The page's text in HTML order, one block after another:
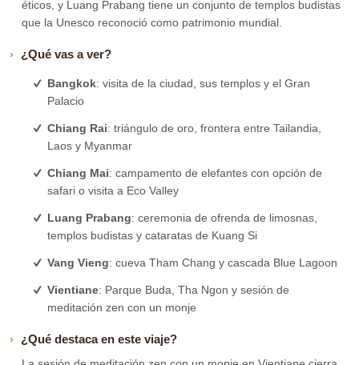
éticos, y Luang Prabang tiene un conjunto de templos budistas
que la Unesco reconoció como patrimonio mundial.
¿Qué vas a ver?
Bangkok: visita de la ciudad, sus templos y el Gran
Palacio
Chiang Rai: triángulo de oro, frontera entre Tailandia,
Laos y Myanmar
Chiang Mai: campamento de elefantes con opción de
safari o visita a Eco Valley
Luang Prabang: ceremonia de ofrenda de limosnas,
templos budistas y cataratas de Kuang Si
Vang Vieng: cueva Tham Chang y cascada Blue Lagoon
Vientiane: Parque Buda, Tha Ngon y sesión de
meditación zen con un monje
¿Qué destaca en este viaje?